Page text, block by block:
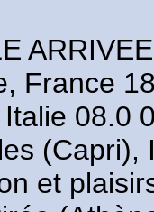
France
08.0
(Capri),
et